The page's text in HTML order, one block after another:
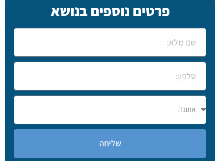
פרטים נוספים בנושא
שליחה